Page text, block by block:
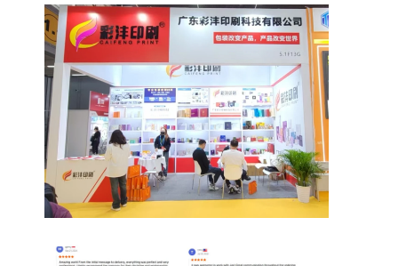
Scatola d'imballaggio cosmetica
Scatola di imballaggio elettronica
borse di carta del regalo
Contenitore di regalo rigido
scatola di carta pieghevole
scatola di visualizzazione del contatore
Prodotti per la vendita al dettaglio